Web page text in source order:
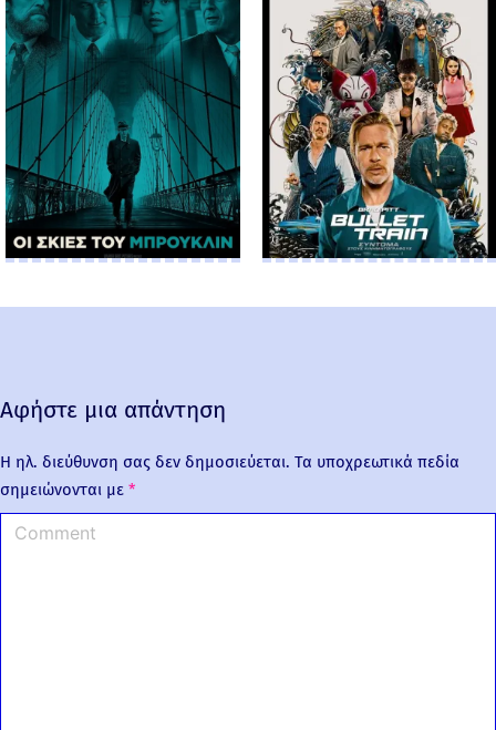
Αφήστε μια απάντηση
Η ηλ. διεύθυνση σας δεν δημοσιεύεται. Τα υποχρεωτικά πεδία
σημειώνονται με *